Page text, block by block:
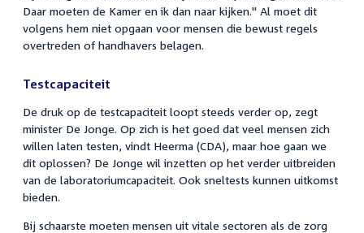
Daar moeten de Kamer en ik dan naar kijken." Al moet dit
volgens hem niet opgaan voor mensen die bewust regels
overtreden of handhavers belagen.
Testcapaciteit
De druk op de testcapaciteit loopt steeds verder op, zegt
minister De Jonge. Op zich is het goed dat veel mensen zich
willen laten testen, vindt Heerma (CDA), maar hoe gaan we
dit oplossen? De Jonge wil inzetten op het verder uitbreiden
van de laboratoriumcapaciteit. Ook sneltests kunnen uitkomst
bieden.
Bij schaarste moeten mensen uit vitale sectoren als de zorg